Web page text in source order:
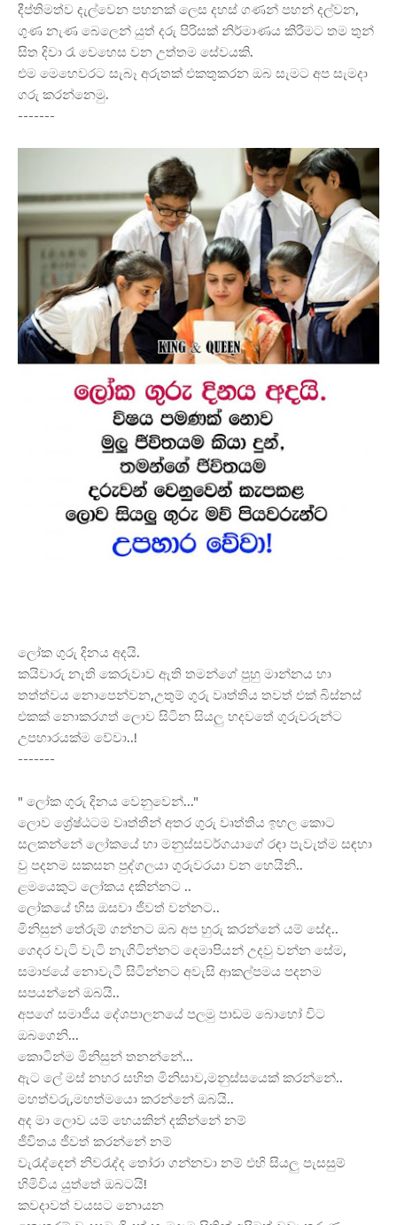
දීප්තිමත්ව දැල්වෙන පහනක් ලෙස දහස්‌ ගණන් පහන් දල්වන,
ගුණ නැණ බෙලෙන් යුත් දරු පිරිසක් නිර්මාණය කිරීමට තම තුන්
සිත දිවා රෑ වෙහෙස වන උත්තම සේවයකි.
එම මෙහෙවරට සැබෑ අරුතක් එකතුකරන ඔබ සැමට අප සැමදා
ගරු කරන්නෙමු.
-------
ලෝක ගුරු දිනය අදයි.
කයිවාරු නැති කෙරුවාව ඇති තමන්ගේ පුහු මාන්නය හා
තත්ත්වය නොපෙන්වන,උතුම් ගුරු වෘත්තිය තවත් එක් බිස්නස්
එකක් නොකරගත් ලොව සිටින සියලු හදවතේ ගුරුවරුන්ට
උපහාරයක්ම වේවා..!
-------
" ලෝක ගුරු දිනය වෙනුවෙන්..."
ලොව ශ්රේෂ්ඨටම වෘත්තීන් අතර ගුරු වෘත්තිය ඉහල කොට
සලකන්නේ ලෝකයේ හා මනුස්සවර්ගයාගේ රඳා පැවැත්ම සඳහා
වු පදනම සකසන පුද්ගලයා ගුරුවරයා වන හෙයිනි..
ළමයෙකුට ලෝකය දකින්නට ..
ලෝකයේ හිස ඔසවා ජීවත් වන්නට..
මිනිසුන් තේරුම් ගන්නට ඔබ අප හුරු කරන්නේ යම් සේද..
ගෙදර වැටි වැටි නැගිටින්නට දෙමාපියන් උදවු වන්න සේම,
සමාජයේ නොවැටී සිටින්නට අවැසි ආකල්පමය පදනම
සපයන්නේ ඔබයි..
අපගේ සමාජීය දේශපාලනයේ පලමු පාඩම බොහෝ විට
ඔබගෙනි...
කොටින්ම මිනිසුන් තනන්නේ...
ඇට ලේ මස් නහර සහිත මිනිසාව,මනුස්සයෙක් කරන්නේ..
මහත්වරු,මහත්මයො කරන්නේ ඔබයි..
අද මා ලොව යම් හෙයකින් දකින්නේ නම්
ජීවිතය ජීවත් කරන්නේ නම්
වැරැද්දෙන් නිවරැද්ද තෝරා ගන්නවා නම් එහි සියලු පැසසුම්
හිමිවිය යුත්තේ ඔබටයි!
කවදාවත් වයසට නොයන